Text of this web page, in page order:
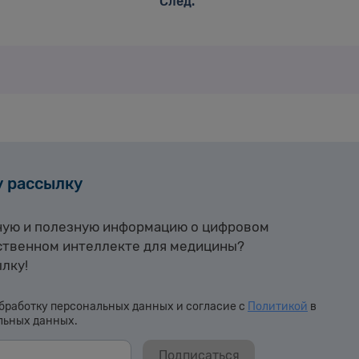
рассылку
и полезную информацию о цифровом
интеллекте для медицины?
персональных данных и согласие с Политикой в
данных.
Подписаться